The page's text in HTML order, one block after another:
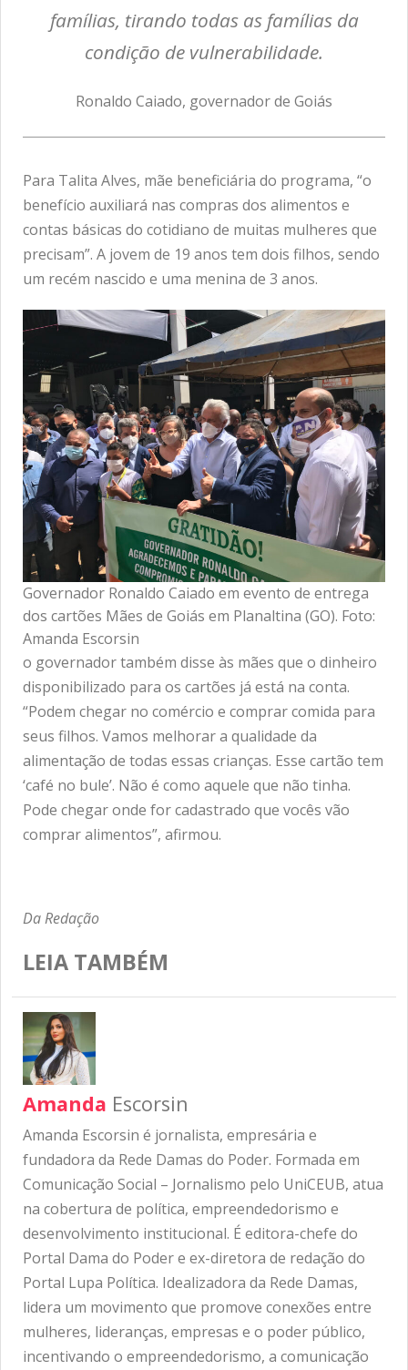
famílias, tirando todas as famílias da
condição de vulnerabilidade.
Ronaldo Caiado, governador de Goiás
Para Talita Alves, mãe beneficiária do programa, “o
benefício auxiliará nas compras dos alimentos e
contas básicas do cotidiano de muitas mulheres que
precisam”. A jovem de 19 anos tem dois filhos, sendo
um recém nascido e uma menina de 3 anos.
Governador Ronaldo Caiado em evento de entrega
dos cartões Mães de Goiás em Planaltina (GO). Foto:
Amanda Escorsin
o governador também disse às mães que o dinheiro
disponibilizado para os cartões já está na conta.
“Podem chegar no comércio e comprar comida para
seus filhos. Vamos melhorar a qualidade da
alimentação de todas essas crianças. Esse cartão tem
‘café no bule’. Não é como aquele que não tinha.
Pode chegar onde for cadastrado que vocês vão
comprar alimentos”, afirmou.
Da Redação
LEIA TAMBÉM
Amanda Escorsin
Amanda Escorsin é jornalista, empresária e
fundadora da Rede Damas do Poder. Formada em
Comunicação Social – Jornalismo pelo UniCEUB, atua
na cobertura de política, empreendedorismo e
desenvolvimento institucional. É editora-chefe do
Portal Dama do Poder e ex-diretora de redação do
Portal Lupa Política. Idealizadora da Rede Damas,
lidera um movimento que promove conexões entre
mulheres, lideranças, empresas e o poder público,
incentivando o empreendedorismo, a comunicação